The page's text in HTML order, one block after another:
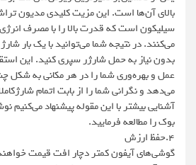
بالای آن‌ها است. این مزیت کلیدی مدیون
سیلیکون است که قدرت بالا را با مصرف
می‌کنند. در نتیجه شما می‌توانید با یک بار
بدون نیاز به حمل شارژر سپری کنید. این
عمل و بهره‌وری شما را در هر مکانی به شکل
می‌دهد و نگرانی شما را از بابت اتمام
آشنایی بیشتر با این مقوله پیشنهاد می‌کنیم
بوک را مطالعه فرمایید.
۴.حفظ ارزش
گوشی‌های آیفون کمتر دچار افت قیمت